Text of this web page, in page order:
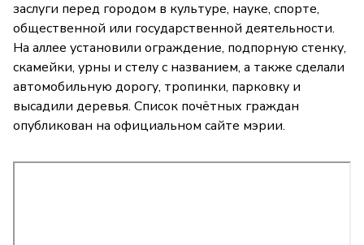
заслуги перед городом в культуре, науке, спорте,
общественной или государственной деятельности.
На аллее установили ограждение, подпорную стенку,
скамейки, урны и стелу с названием, а также сделали
автомобильную дорогу, тропинки, парковку и
высадили деревья. Список почётных граждан
опубликован на официальном сайте мэрии.